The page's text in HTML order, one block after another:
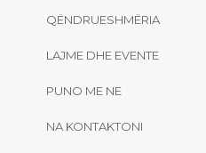
QËNDRUESHMËRIA
LAJME DHE EVENTE
PUNO ME NE
NA KONTAKTONI